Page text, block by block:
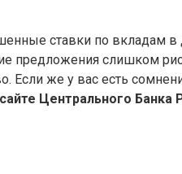
ставки по вкладам в
предложения слишком
Если же у вас есть
Центрального Банка